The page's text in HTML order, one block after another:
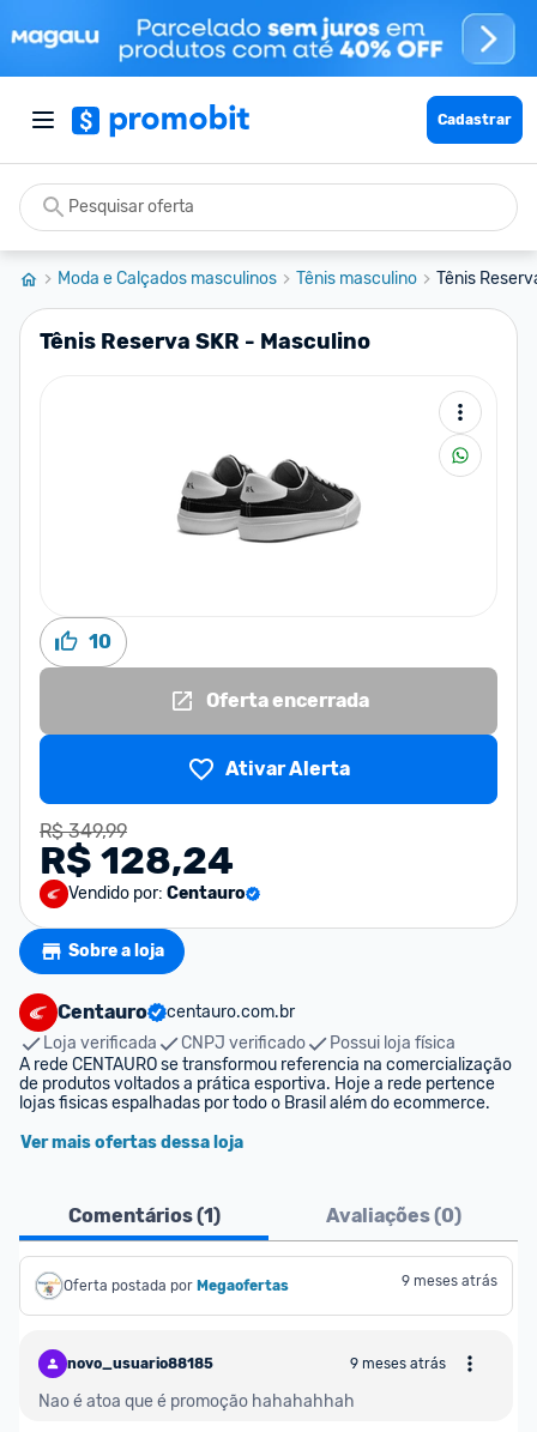
Cadastrar
Moda e Calçados masculinos Tênis masculino Tênis
Tênis Reserva SKR - Masculino
10
Oferta encerrada
Ativar Alerta
R$ 349,99
R$ 128,24
Vendido por: Centauro
Sobre a loja
Centauro
centauro.com.br
Loja verificada
CNPJ verificado
Possui loja física
A rede CENTAURO se transformou referencia na comercialização
de produtos voltados a prática esportiva. Hoje a rede pertence
lojas fisicas espalhadas por todo o Brasil além do ecommerce.
Ver mais ofertas dessa loja
Comentários (1) Avaliações (0)
Oferta postada por Megaofertas 9 meses atrás
novo_usuario88185 9 meses atrás
Nao é atoa que é promoção hahahahhah